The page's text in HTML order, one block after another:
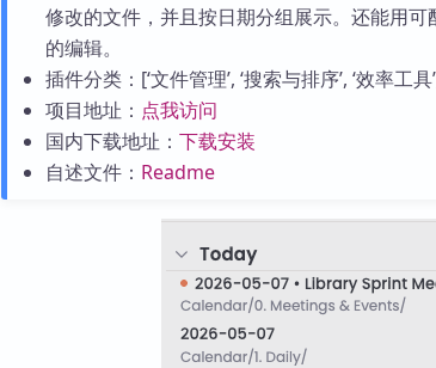
修改的文件，并且按日期分组展示。还能用
的编辑。
插件分类：[‘文件管理’, ‘搜索与排序’, ‘效率工
项目地址： 点我访问
国内下载地址： 下载安装
自述文件： Readme